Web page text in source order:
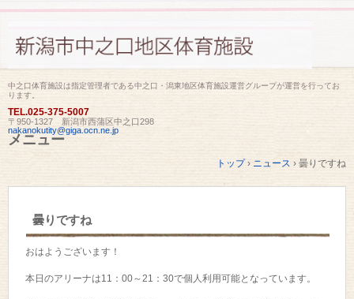
中之口体育施設は指定管理者である中之口・潟東地区体育施設運営グループが運営を行ってお
ります。
TEL.025-375-5007
〒950-1327 新潟市西蒲区中之口298
nakanokutity@giga.ocn.ne.jp
メニュー
トップ › ニュース › 曇りですね
曇りですね
おはようございます！
本日のアリーナは11：00～21：30で個人利用可能となっています。